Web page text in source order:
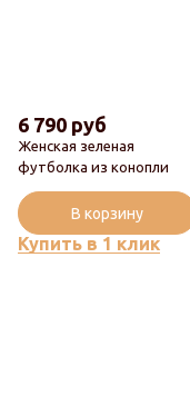
Женская зеленая
футболка из конопли
6 790 руб
Купить в 1 клик
В корзину